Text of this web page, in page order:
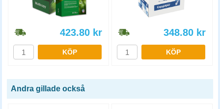
423.80 kr
KÖP
348.80 kr
KÖP
Andra gillade också